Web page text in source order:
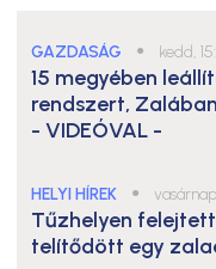
GAZDASÁG ● kedd,
15 megyében
rendszert,
- VIDEÓVAL -
HELYI HÍREK ●
Tűzhelyen
telítődött egy